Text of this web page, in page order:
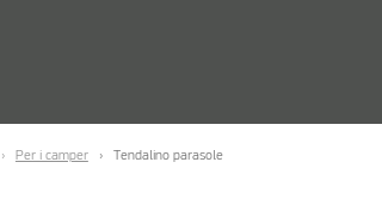
Per i camper Tendalino parasole